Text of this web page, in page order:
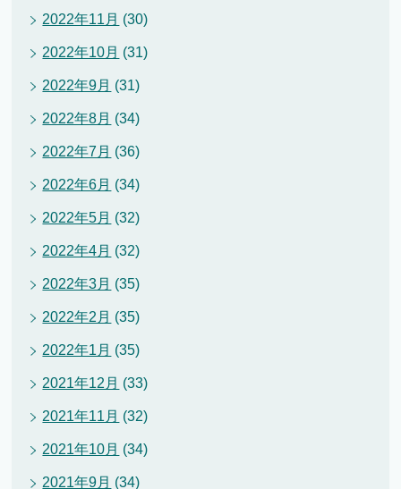
2022年11月 (30)
2022年10月 (31)
2022年9月 (31)
2022年8月 (34)
2022年7月 (36)
2022年6月 (34)
2022年5月 (32)
2022年4月 (32)
2022年3月 (35)
2022年2月 (35)
2022年1月 (35)
2021年12月 (33)
2021年11月 (32)
2021年10月 (34)
2021年9月 (34)